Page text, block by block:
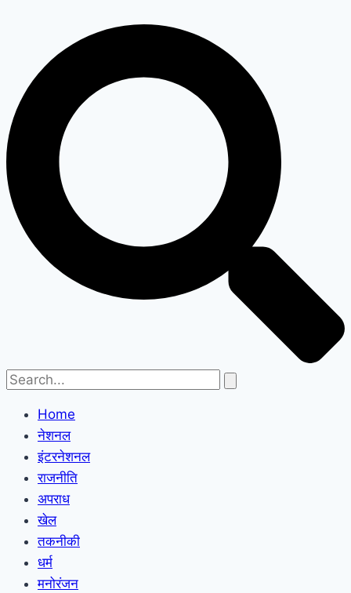
Home
नेशनल
इंटरनेशनल
राजनीति
अपराध
खेल
तकनीकी
धर्म
मनोरंजन